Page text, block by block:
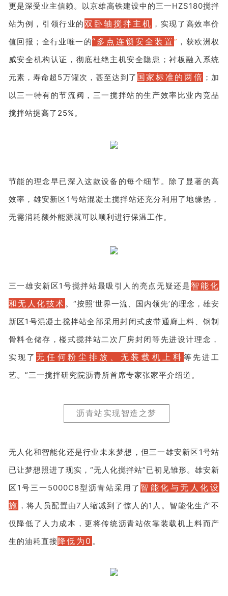
更是深受业主信赖。以京雄高铁建设中的三一HZS180搅拌
站为例，引领行业的双卧轴搅拌主机 ，实现了高效率价
值回报；全行业唯一的“多点连锁安全装置 ” ，获欧洲权
威安全机构认证，彻底杜绝主机安全隐患；衬板融入系统
元素，寿命超5万罐次，甚至达到了 国家标准的两倍 ；加
以三一特有的节流阀，三一搅拌站的生产效率比业内竞品
搅拌站提高了25%。
节能的理念早已深入这款设备的每个细节。除了显著的高
效率，雄安新区1号站混凝土搅拌站还充分利用了地缘热，
无需消耗额外能源就可以顺利进行保温工作。
三一雄安新区1号搅拌站最吸引人的亮点无疑还是 智能化
和无人化技术 。“按照‘世界一流、国内领先’的理念，雄安
新区1号混凝土搅拌站全部采用封闭式皮带通廊上料、钢制
骨料仓储存，楼式搅拌站二次厂房封闭等先进设计理念，
实现了无任何粉尘排放、无装载机上料 等先进工
艺。”三一搅拌研究院沥青所首席专家张家平介绍道。
沥青站实现智造之梦
无人化和智能化还是行业未来梦想，但三一雄安新区1号站
已让梦想照进了现实，“无人化搅拌站”已初见雏形。雄安新
区1号三一5000C8型沥青站采用了 智能化与无人化设
施 ，将人员配置由7人缩减到了惊人的1人。智能化生产不
仅降低了人力成本，更将传统沥青站依靠装载机上料而产
生的油耗直接降低为0 。